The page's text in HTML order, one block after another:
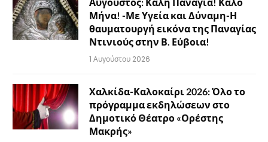
Μήνα! -Με Υγεία και Δύναμη-Η
θαυματουργή εικόνα της Παναγίας
Ντινιούς στην Β. Εύβοια!
1 Αυγούστου 2026
Χαλκίδα-Καλοκαίρι 2026: Όλο το
πρόγραμμα εκδηλώσεων στο
Δημοτικό Θέατρο «Ορέστης
Μακρής»